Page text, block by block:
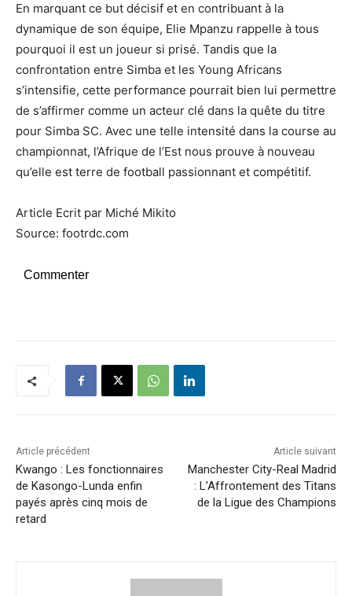
En marquant ce but décisif et en contribuant à la
dynamique de son équipe, Elie Mpanzu rappelle à tous
pourquoi il est un joueur si prisé. Tandis que la
confrontation entre Simba et les Young Africans
s’intensifie, cette performance pourrait bien lui permettre
de s’affirmer comme un acteur clé dans la quête du titre
pour Simba SC. Avec une telle intensité dans la course au
championnat, l’Afrique de l’Est nous prouve à nouveau
qu’elle est terre de football passionnant et compétitif.
Article Ecrit par Miché Mikito
Source: footrdc.com
Commenter
Article précédent
Kwango : Les fonctionnaires
de Kasongo-Lunda enfin
payés après cinq mois de
retard
Article suivant
Manchester City-Real Madrid
: L’Affrontement des Titans
de la Ligue des Champions